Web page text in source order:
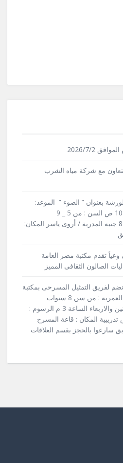
2026/7/2
مع شركة مياه الشرب
بعنوان ” الضوء ” الموعد:
الأربعاء 2026/7/1 الساعة 10 ص السن : من 5 _ 9
سنوات تكلفة الاشتراك : 80 جنيه المدربة / أروى ياسر المكان:
وعياَ تقدم مكتبة مصر العامة
الصالون الثقافى المميز
لفريق التمثيل المسرحى بمكتبة
مصر العامة بالزقازيقالفئة العمرية : من سن 8 سنوات
فأكثر الموعد : السبت والاثنين والاربعاء الساعة 3 م الرسوم :
المدة : 12 حصص تدريبية المكان : قاعة المسرح
سارعوا بالحجز بقسم العلاقات